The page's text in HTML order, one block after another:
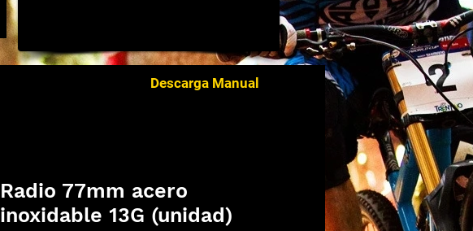
Radio 77mm acero
inoxidable 13G (unidad)
Descarga Manual